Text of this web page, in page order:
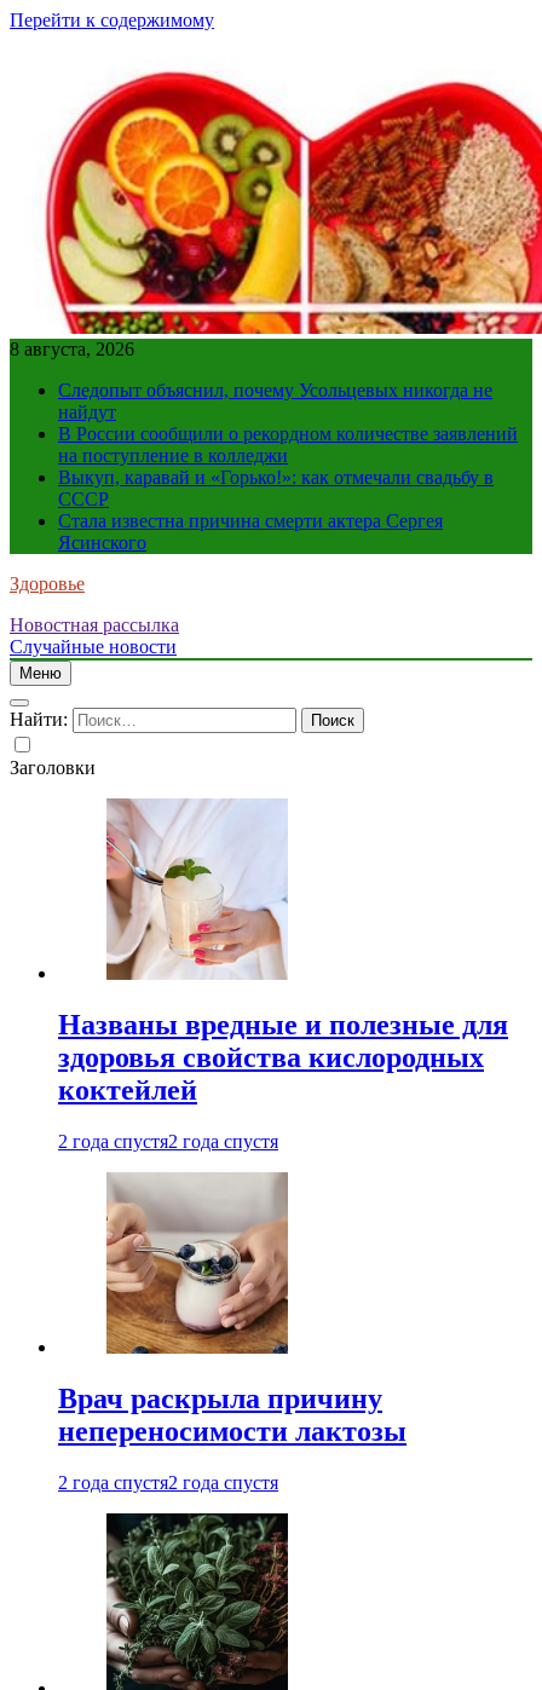
Перейти к содержимому
8 августа, 2026
Следопыт объяснил, почему Усольцевых никогда не
найдут
В России сообщили о рекордном количестве заявлений
на поступление в колледжи
Выкуп, каравай и «Горько!»: как отмечали свадьбу в
СССР
Стала известна причина смерти актера Сергея
Ясинского
Здоровье
Новостная рассылка
Случайные новости
Меню
Найти:
Заголовки
Названы вредные и полезные для
здоровья свойства кислородных
коктейлей
2 года спустя2 года спустя
Врач раскрыла причину
непереносимости лактозы
2 года спустя2 года спустя